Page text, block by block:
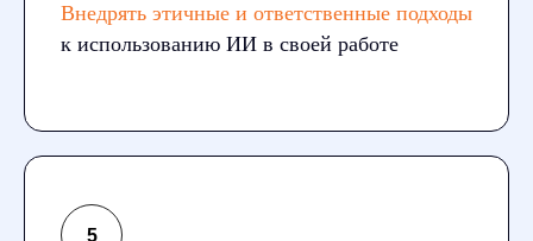
Внедрять этичные и ответственные подходы
к использованию ИИ в своей работе